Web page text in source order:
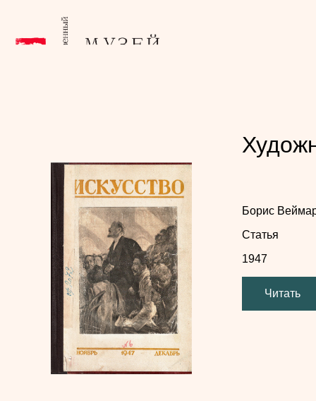
Борис
Статья
1947
Читать